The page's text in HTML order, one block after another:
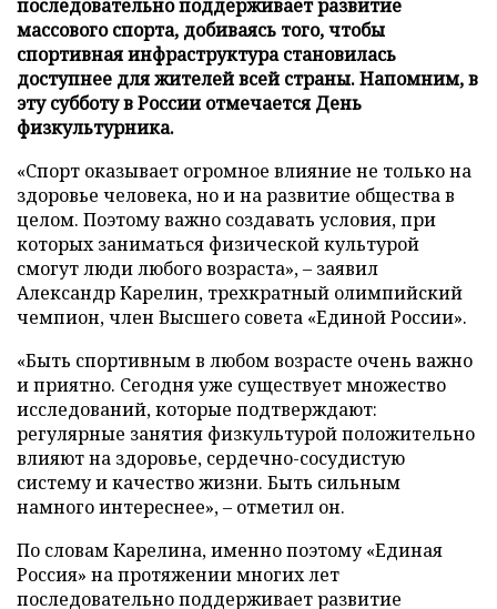
последовательно поддерживает развитие
массового спорта, добиваясь того, чтобы
спортивная инфраструктура становилась
доступнее для жителей всей страны. Напомним, в
эту субботу в России отмечается День
физкультурника.
«Спорт оказывает огромное влияние не только на
здоровье человека, но и на развитие общества в
целом. Поэтому важно создавать условия, при
которых заниматься физической культурой
смогут люди любого возраста», – заявил
Александр Карелин, трехкратный олимпийский
чемпион, член Высшего совета «Единой России».
«Быть спортивным в любом возрасте очень важно
и приятно. Сегодня уже существует множество
исследований, которые подтверждают:
регулярные занятия физкультурой положительно
влияют на здоровье, сердечно-сосудистую
систему и качество жизни. Быть сильным
намного интереснее», – отметил он.
По словам Карелина, именно поэтому «Единая
Россия» на протяжении многих лет
последовательно поддерживает развитие